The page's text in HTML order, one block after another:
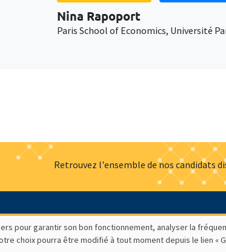
Nina Rapoport
Paris School of Economics, Université
Retrouvez l'ensemble de nos candidats
Hommage à Actualités Offres d'emploi
pour garantir son bon fonctionnement, analyser la
choix pourra être modifié à tout moment depuis le lien